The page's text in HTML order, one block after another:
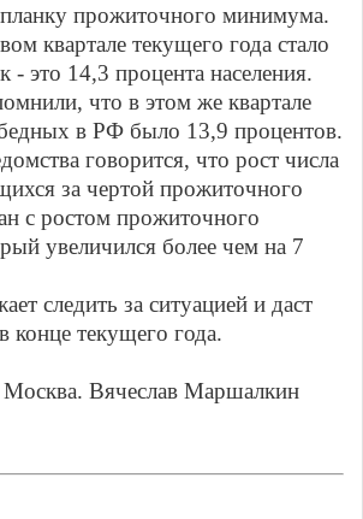
прожиточного минимума.
квартале текущего года стало
- это 14,3 процента населения.
что в этом же квартале
в РФ было 13,9 процентов.
говорится, что рост числа
за чертой прожиточного
с ростом прожиточного
увеличился более чем на 7
следить за ситуацией и даст
конце текущего года.
Вячеслав Маршалкин